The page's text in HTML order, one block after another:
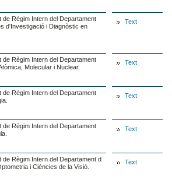
de Règim Intern del Departament
d'Investigació i Diagnòstic en
Text
de Règim Intern del Departament
Molecular i Nuclear.
Text
de Règim Intern del Departament
Text
de Règim Intern del Departament
Text
de Règim Intern del Departament d
i Ciències de la Visió.
Text